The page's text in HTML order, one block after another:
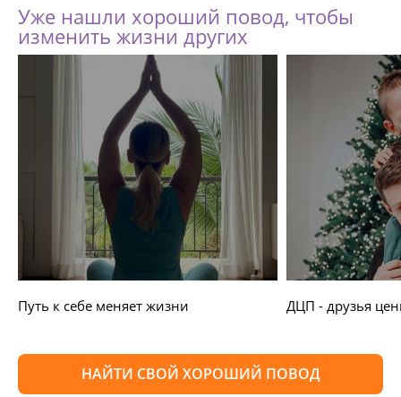
Уже нашли хороший повод, чтобы
изменить жизни других
Путь к себе меняет жизни ДЦП - друзья
НАЙТИ СВОЙ ХОРОШИЙ ПОВОД